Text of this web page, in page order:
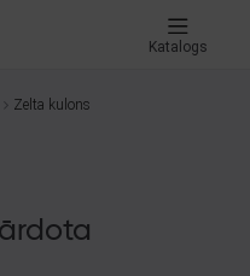
Katalogs
Zelta kulons